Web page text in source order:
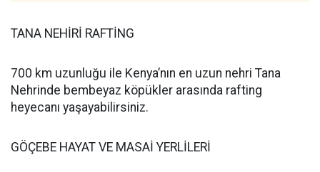
TANA NEHİRİ RAFTİNG
700 km uzunluğu ile Kenya’nın en uzun nehri Tana
Nehrinde bembeyaz köpükler arasında rafting
heyecanı yaşayabilirsiniz.
GÖÇEBE HAYAT VE MASAİ YERLİLERİ